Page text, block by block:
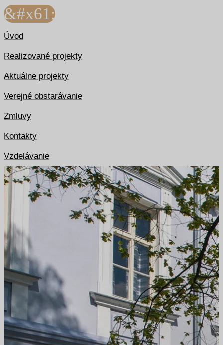
&#x61;
Úvod
Realizované projekty
Aktuálne projekty
Verejné obstarávanie
Zmluvy
Kontakty
Vzdelávanie